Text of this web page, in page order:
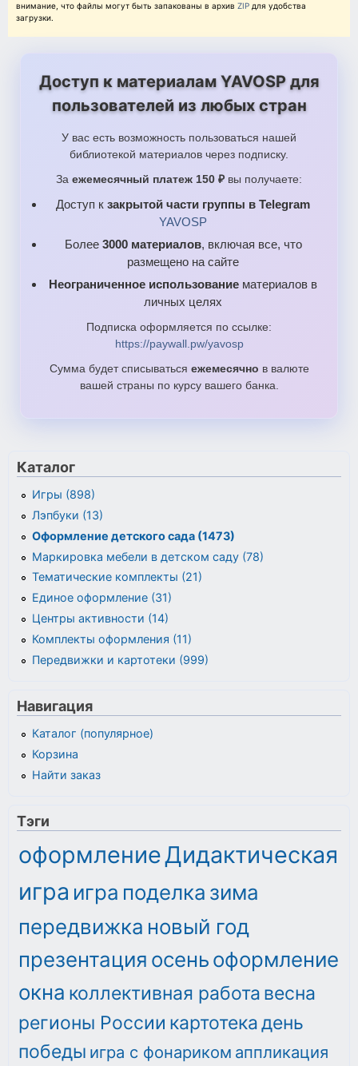
внимание, что файлы могут быть запакованы в архив ZIP для удобства
загрузки.
Доступ к материалам YAVOSP для
пользователей из любых стран
У вас есть возможность пользоваться нашей
библиотекой материалов через подписку.
За ежемесячный платеж 150 ₽ вы получаете:
Доступ к закрытой части группы в Telegram
YAVOSP
Более 3000 материалов, включая все, что
размещено на сайте
Неограниченное использование материалов в
личных целях
Подписка оформляется по ссылке:
https://paywall.pw/yavosp
Сумма будет списываться ежемесячно в валюте
вашей страны по курсу вашего банка.
Каталог
Игры (898)
Лэпбуки (13)
Оформление детского сада (1473)
Маркировка мебели в детском саду (78)
Тематические комплекты (21)
Единое оформление (31)
Центры активности (14)
Комплекты оформления (11)
Передвижки и картотеки (999)
Навигация
Каталог (популярное)
Корзина
Найти заказ
Тэги
оформлениеДидактическая
игра игра поделка зима
передвижка новый год
презентация осеньоформление
окна коллективная работа весна
регионы России картотекадень
победы игра с фонариком аппликация